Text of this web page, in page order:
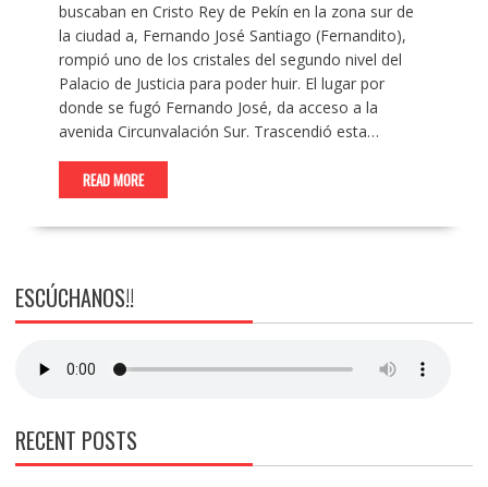
buscaban en Cristo Rey de Pekín en la zona sur de
la ciudad a, Fernando José Santiago (Fernandito),
rompió uno de los cristales del segundo nivel del
Palacio de Justicia para poder huir. El lugar por
donde se fugó Fernando José, da acceso a la
avenida Circunvalación Sur. Trascendió esta…
READ MORE
ESCÚCHANOS!!
RECENT POSTS